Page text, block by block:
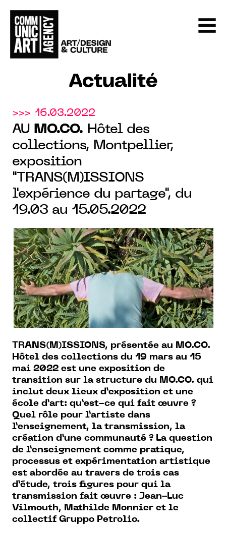
Actualité
>>> 16.03.2022
AU MO.CO. Hôtel des
collections, Montpellier,
exposition
"TRANS(M)ISSIONS
l'expérience du partage", du
19.03 au 15.05.2022
TRANS(M)ISSIONS, présentée au MO.CO.
Hôtel des collections du 19 mars au 15
mai 2022 est une exposition de
transition sur la structure du MO.CO. qui
inclut deux lieux d’exposition et une
école d’art: qu’est-ce qui fait œuvre ?
Quel rôle pour l’artiste dans
l’enseignement, la transmission, la
création d’une communauté ? La question
de l’enseignement comme pratique,
processus et expérimentation artistique
est abordée au travers de trois cas
d’étude, trois figures pour qui la
transmission fait œuvre : Jean-Luc
Vilmouth, Mathilde Monnier et le
collectif Gruppo Petrolio.